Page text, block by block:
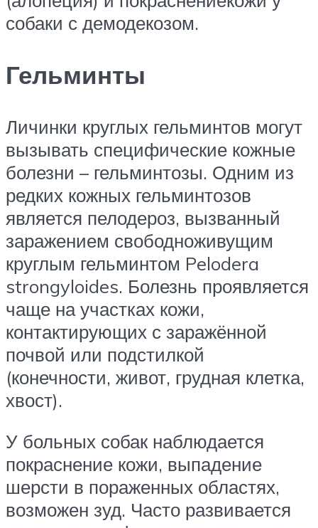
собаки с демодекозом.
Гельминты
Личинки круглых гельминтов могут
вызывать специфические кожные
болезни – гельминтозы. Одним из
редких кожных гельминтозов
является пелодероз, вызванный
заражением свободноживущим
круглым гельминтом Pelodera
strongyloides. Болезнь проявляется
чаще на участках кожи,
контактирующих с заражённой
почвой или подстилкой
(конечности, живот, грудная клетка,
хвост).
У больных собак наблюдается
покраснение кожи, выпадение
шерсти в пораженных областях,
возможен зуд. Часто развивается